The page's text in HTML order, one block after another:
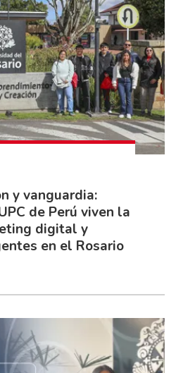
y vanguardia:
de Perú viven la
digital y
en el Rosario